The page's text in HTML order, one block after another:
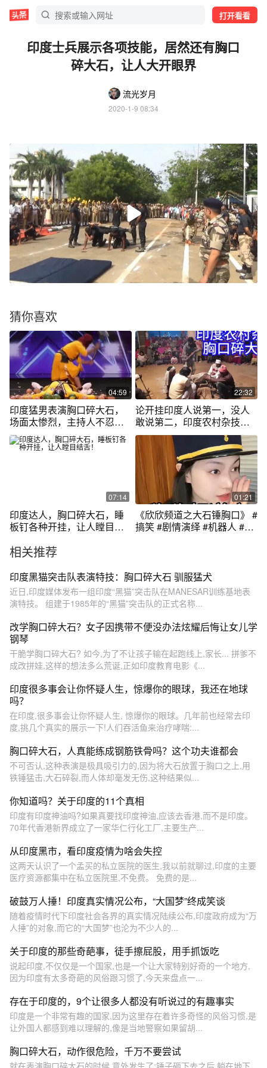
打开看看
印度士兵展示各项技能，居然还有胸口
碎大石，让人大开眼界
流光岁月
2020-1-9 08:34
猜你喜欢
04:59
印度猛男表演胸口碎大石，
场面太惨烈，主持人不忍直
视
22:32
论开挂印度人说第一，没人
敢说第二，印度农村杂技胸
口碎大石
07:14
印度达人，胸口碎大石，睡
板钉各种开挂，让人瞠目结
01:21
《欣欣频道之大石锤胸口》 #
搞笑 #剧情演绎 #机器人 #印
相关推荐
印度黑猫突击队表演特技：胸口碎大石 驯服猛犬
近日,印度媒体发布一组印度“黑猫”突击队在MANESAR训练基地表
演特技。 组建于1985年的“黑猫”突击队的正式名称...
改学胸口碎大石？女子因携带不便没办法炫耀后悔让女儿学
钢琴
干脆学胸口碎大石? 如今,为了不让孩子输在起跑线上,家长... 拼爹不
成改拼娃,这样的想法多么荒诞,正如印度教育电影《...
印度很多事会让你怀疑人生，惊爆你的眼球，我还在地球
吗？
在印度,很多事会让你怀疑人生, 惊爆你的眼球。几年前也经常去印
度,挑几个真实的展示一下!人们吞活鱼来治疗哮喘:...
胸口碎大石，人真能练成钢筋铁骨吗？这个功夫谁都会
不可否认,这种表演是极具吸引力的,因为将大石放置于胸口之上,用
铁锤猛击,大石碎裂,而人体却毫发无伤,这种结果似...
你知道吗？关于印度的11个真相
印度有印度神油吗?如果真要找印度神油,应该去香港,而不是印度。
70年代香港新界成立了一家华仁行化工厂,主要生产...
从印度黑市，看印度疫情为啥会失控
这两天认识了一个孟买的私立医院的医生,我以前就聊过,印度的主要
医疗资源都集中在私立医院里,不免费。 免费的是...
破鼓万人捶！印度真实情况公布，“大国梦”终成笑谈
随着疫情时代下印度社会各界的真实情况陆续公布,印度政府成为“万
人捶”的对象,而它的“大国梦”也沦为不少人的...
关于印度的那些奇葩事，徒手擦屁股，用手抓饭吃
说起印度,不仅仅是一个国家,也是一个让大家特别好奇的一个地方,
因为印度有太多奇葩的风俗跟习惯了,今天来盘点一...
存在于印度的，9个让很多人都没有听说过的有趣事实
印度是一个非常有趣的国家,因为这里存在着许多奇怪的风俗习惯,是
让外国人都感到难以理解的,像是当地警察如果留胡...
胸口碎大石，动作很危险，千万不要尝试
就在表演胸口碎大石的时候,意外发生了:锤子砸下去之后,躺在地下